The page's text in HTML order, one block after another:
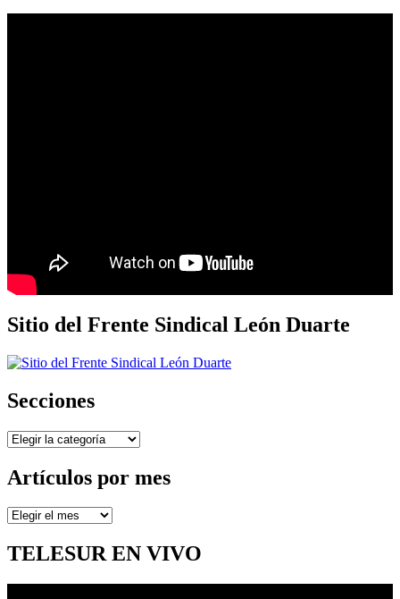
Sitio del Frente Sindical León Duarte
Secciones
Secciones
Artículos por mes
Artículos
mes
TELESUR EN VIVO